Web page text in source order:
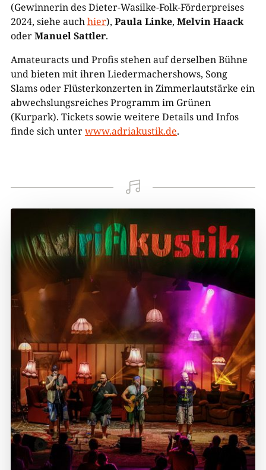
(Gewinnerin des Dieter-Wasilke-Folk-Förderpreises
2024, siehe auchhier), Paula Linke, Melvin Haack
oderManuel Sattler.
Amateuracts und Profis stehen auf derselben Bühne
und bieten mit ihren Liedermachershows, Song
Slams oder Flüsterkonzerten in Zimmerlautstärke ein
abwechslungsreiches Programm im Grünen
(Kurpark). Tickets sowie weitere Details und Infos
finde sich unterwww.adriakustik.de.
